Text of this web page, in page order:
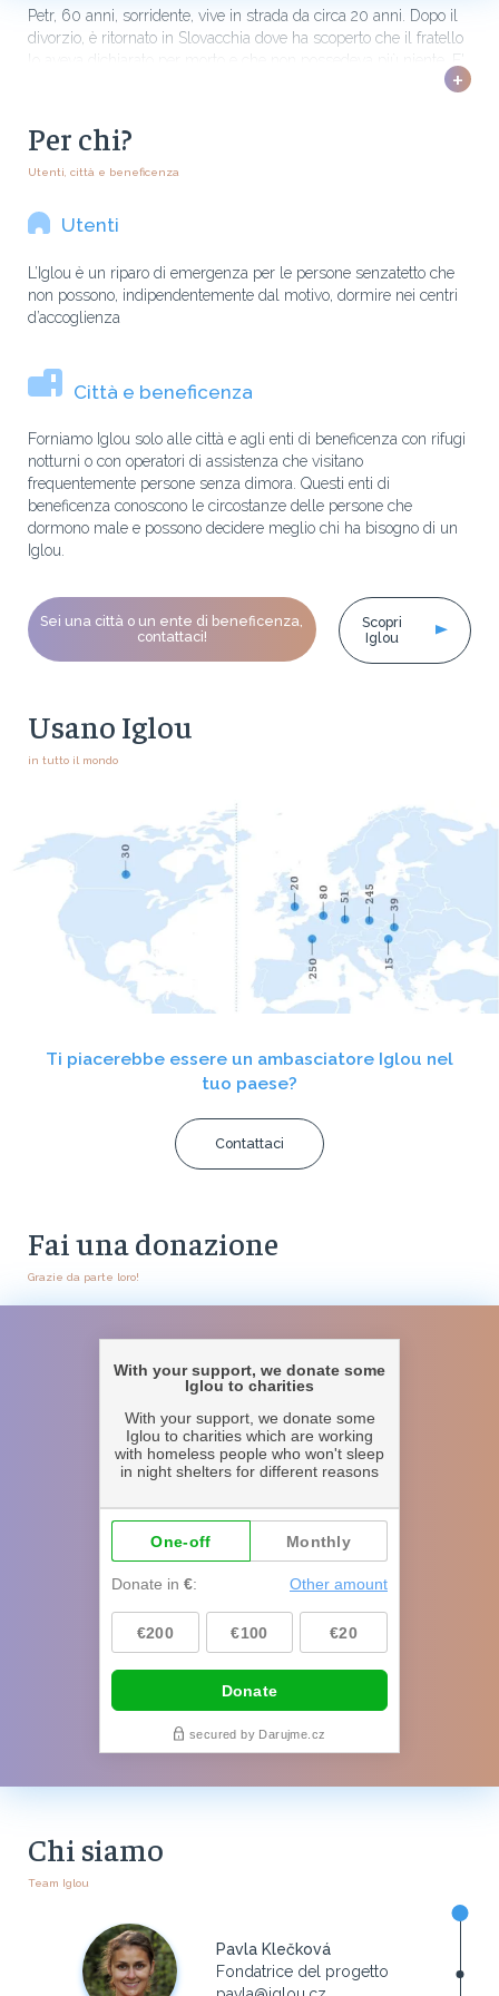
Petr, 60 anni, sorridente, vive in strada da circa 20 anni. Dopo il
divorzio, è ritornato in Slovacchia dove ha scoperto che il fratello
lo aveva dichiarato per morto e che non possedeva più niente. E'
+
Per chi?
Utenti, città e beneficenza
Utenti
L’Iglou è un riparo di emergenza per le persone senzatetto che
non possono, indipendentemente dal motivo, dormire nei centri
d’accoglienza
Città e beneficenza
Forniamo Iglou solo alle città e agli enti di beneficenza con rifugi
notturni o con operatori di assistenza che visitano
frequentemente persone senza dimora. Questi enti di
beneficenza conoscono le circostanze delle persone che
dormono male e possono decidere meglio chi ha bisogno di un
Iglou.
Sei una città o un ente di beneficenza,
contattaci!
Scopri
Iglou
Usano Iglou
in tutto il mondo
Ti piacerebbe essere un ambasciatore Iglou nel
tuo paese?
Contattaci
Fai una donazione
Grazie da parte loro!
Chi siamo
Team Iglou
Pavla Klečková
Fondatrice del progetto